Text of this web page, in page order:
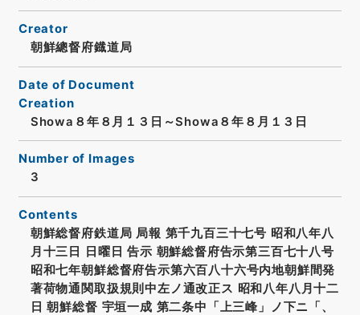
Creator
朝鮮總督府鐡道局
Date of Document
Creation
Showa８年８月１３日～Showa８年８月１３日
Number of Images
3
Contents
朝鮮総督府鉄道局 局報 第千九百三十七号 昭和八年八
月十三日 日曜日 告示 朝鮮総督府告示第三百七十八号
昭和七年朝鮮総督府告示第六百八十六号内地朝鮮間発
著荷物通関取扱規則中左ノ通改正ス 昭和八年八月十二
日 朝鮮総督 宇垣一成 第二条中「上三峰」ノ下ニ「、